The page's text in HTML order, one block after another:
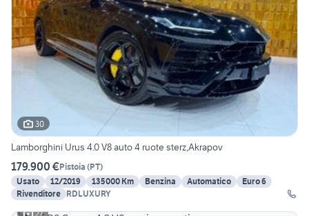
30
Lamborghini Urus 4.0 V8 auto 4 ruote sterz,Akrapov
179.900 €Pistoia (PT)
Usato
12/2019 135000 Km Benzina Automatico
Euro 6
Rivenditore RDLUXURY
27